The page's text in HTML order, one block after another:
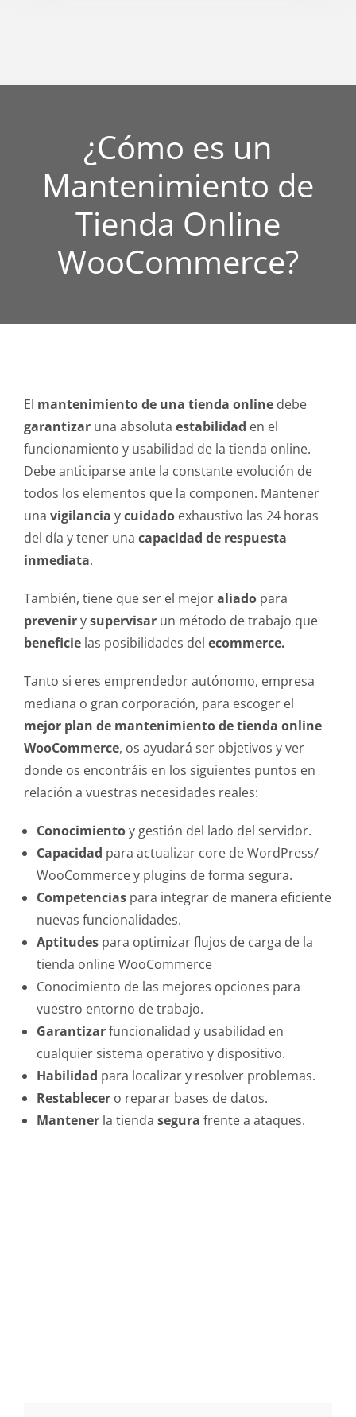
¿Cómo es un
Mantenimiento de
Tienda Online
WooCommerce?
El mantenimiento de una tienda onlinedebe
garantizaruna absoluta estabilidad en el
funcionamiento y usabilidad de la tienda online.
Debe anticiparse ante la constante evolución de
todos los elementos que la componen. Mantener
una vigilancia ycuidado exhaustivo las 24 horas
del día y tener una capacidad de respuesta
inmediata.
También, tiene que ser el mejoraliadopara
prevenirysupervisarun método de trabajo que
beneficielas posibilidades del ecommerce.
Tanto si eres emprendedor autónomo, empresa
mediana o gran corporación, para escoger el
mejor plan de mantenimiento de tienda online
WooCommerce, os ayudará ser objetivos y ver
donde os encontráis en los siguientes puntos en
relación a vuestras necesidades reales:
Conocimientoy gestión del lado del servidor.
Capacidad para actualizar core de WordPress/
WooCommerce y plugins de forma segura.
Competenciaspara integrar de manera eficiente
nuevas funcionalidades.
Aptitudespara optimizar flujos de carga de la
tienda online WooCommerce
Conocimiento de las mejores opciones para
vuestro entorno de trabajo.
Garantizarfuncionalidad y usabilidad en
cualquier sistema operativo y dispositivo.
Habilidad para localizar y resolver problemas.
Restablecero reparar bases de datos.
Mantenerla tienda segura frente a ataques.